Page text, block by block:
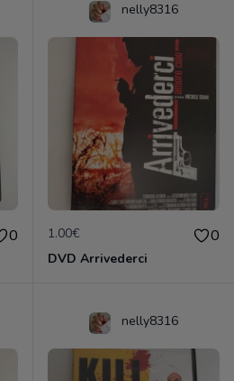
0
nelly8316
1.00€ 0
DVD Arrivederci
nelly8316